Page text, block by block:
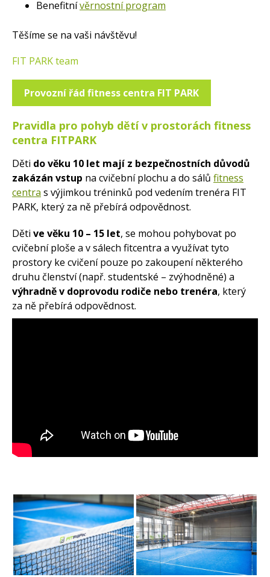
Benefitní věrnostní program
Těšíme se na vaši návštěvu!
FIT PARK team
Provozní řád fitness centra FIT PARK
Pravidla pro pohyb dětí v prostorách fitness
centra FITPARK
Děti do věku 10 let mají z bezpečnostních důvodů
zakázán vstup na cvičební plochu a do sálů fitness
centra s výjimkou tréninků pod vedením trenéra FIT
PARK, který za ně přebírá odpovědnost.
Děti ve věku 10 – 15 let, se mohou pohybovat po
cvičební ploše a v sálech fitcentra a využívat tyto
prostory ke cvičení pouze po zakoupení některého
druhu členství (např. studentské – zvýhodněné) a
výhradně v doprovodu rodiče nebo trenéra, který
za ně přebírá odpovědnost.